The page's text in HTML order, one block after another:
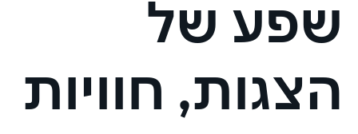
שפע של
הצגות, חוויות